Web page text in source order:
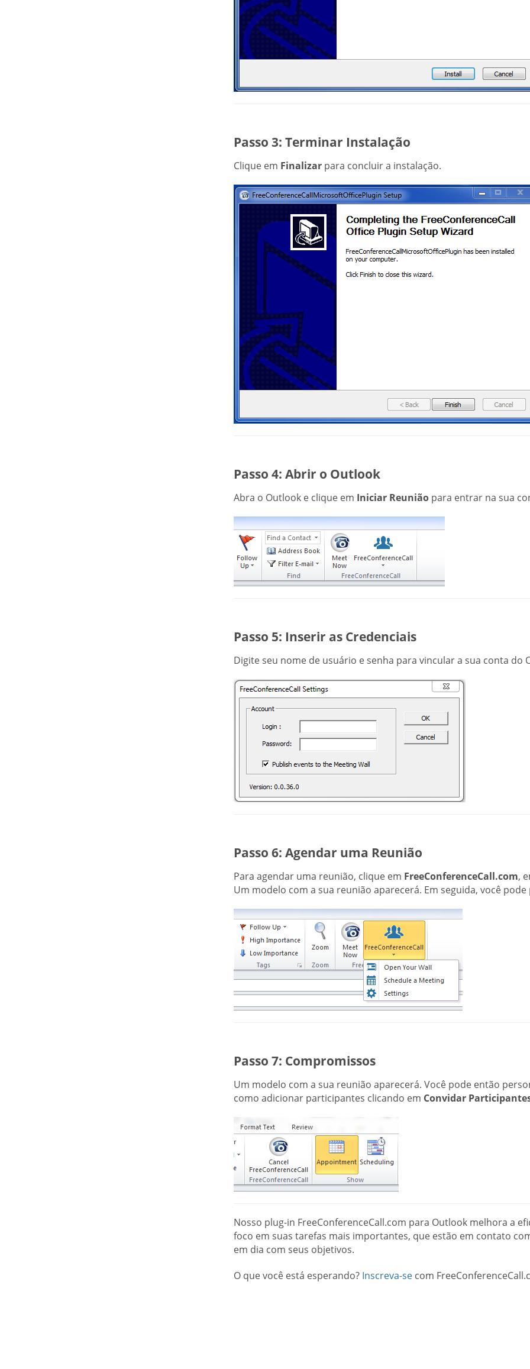
Passo 3: Terminar Instalação
Clique em Finalizarpara concluir a instalação.
Passo 4: Abrir o Outlook
Abra o Outlook e clique em Iniciar Reuniãopara entrar na sua
Passo 5: Inserir as Credenciais
Digite seu nome de usuário e senha para vincular a sua conta do
Passo 6: Agendar uma Reunião
Para agendar uma reunião, clique em FreeConferenceCall.com,
Um modelo com a sua reunião aparecerá. Em seguida, você
Passo 7: Compromissos
Um modelo com a sua reunião aparecerá. Você pode então
como adicionar participantes clicando em Convidar
Nosso plug-in FreeConferenceCall.com para Outlook melhora a
foco em suas tarefas mais importantes, que estão em contato
em dia com seus objetivos.
O que você está esperando? Inscreva-secom